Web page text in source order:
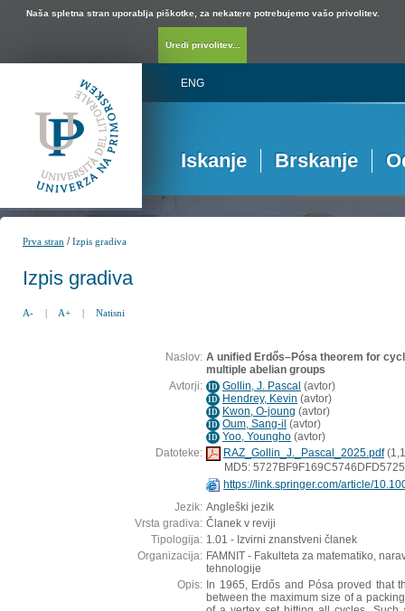
Naša spletna stran uporablja piškotke, za nekatere potrebujemo vašo privolitev.
Uredi privolitev...
ENG
Iskanje Brskanje
Prva stran /Izpis gradiva
Izpis gradiva
A- | A+ | Natisni
Naslov: A unified Erdős–Pósa theorem for
multiple abelian groups
Avtorji: ID Gollin, J. Pascal (avtor)
ID Hendrey, Kevin (avtor)
ID Kwon, O-joung (avtor)
ID Oum, Sang-il (avtor)
ID Yoo, Youngho (avtor)
Datoteke:
RAZ_Gollin_J._Pascal_2025.pdf
MD5:
https://link.springer.com/article/
Jezik: Angleški jezik
Vrsta gradiva: Članek v reviji
Tipologija: 1.01 - Izvirni znanstveni članek
Organizacija: FAMNIT - Fakulteta za matematiko,
tehnologije
Opis: In 1965, Erdős and Pósa proved that
between the maximum size of a